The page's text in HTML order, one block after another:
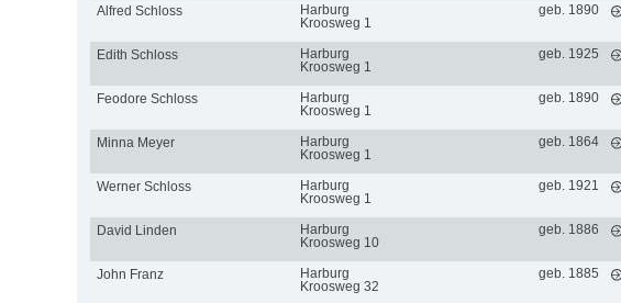
Alfred Schloss
Harburg
Kroosweg 1
geb. 1890
Edith Schloss
Harburg
Kroosweg 1
geb. 1925
Feodore Schloss
Harburg
Kroosweg 1
geb. 1890
Minna Meyer
Harburg
Kroosweg 1
geb. 1864
Werner Schloss
Harburg
Kroosweg 1
geb. 1921
David Linden
Harburg
Kroosweg 10
geb. 1886
John Franz
Harburg
Kroosweg 32
geb. 1885